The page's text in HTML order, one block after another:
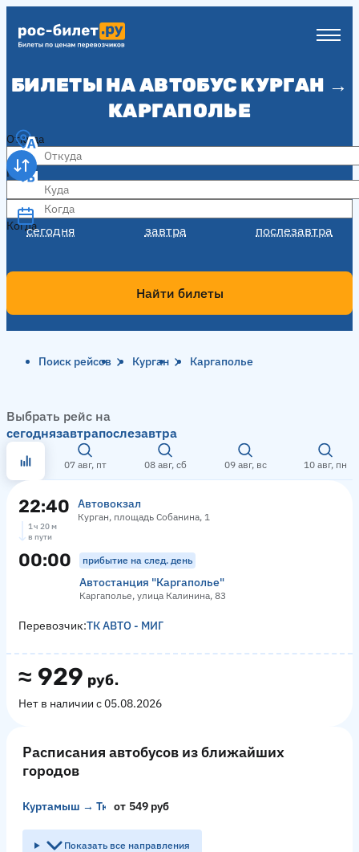
БИЛЕТЫ НА АВТОБУС КУРГАН →
КАРГАПОЛЬЕ
Откуда
Куда
Когда
сегодня завтра послезавтра
Когда
Найти билеты
Поиск рейсов Курган Каргаполье
Выбрать рейс на
сегоднязавтрапослезавтра
07 авг, пт 08 авг, сб 09 авг, вс 10 авг, пн
22:40 Автовокзал
Курган, площадь Собанина, 1
1 ч 20 м
в пути
00:00 прибытие на след. день
Автостанция "Каргаполье"
Каргаполье, улица Калинина, 83
≈ 929 руб.
Нет в наличии с 05.08.2026
Перевозчик:ТК АВТО - МИГ
Расписания автобусов из ближайших
городов
Куртамыш → Тюменьот 549 руб
Показать все направления